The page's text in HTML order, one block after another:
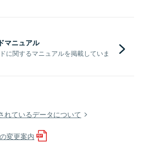
マニュアル
に関するマニュアルを掲載していま
れているデータについて
変更案内